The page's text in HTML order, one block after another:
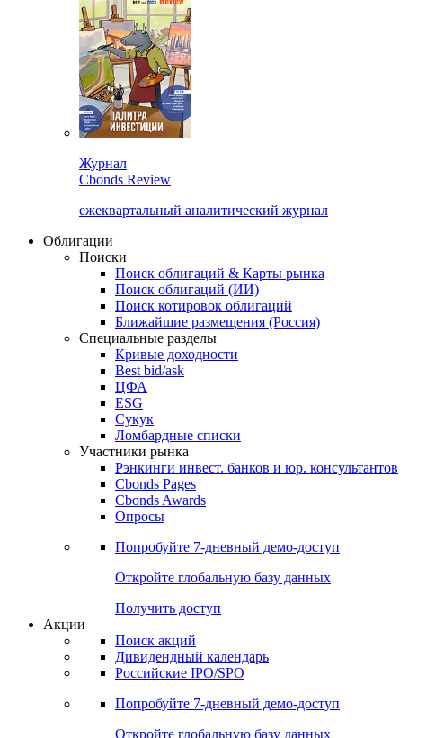
Cbonds для СМИ
Глоссарий
Журнал
Cbonds Review
ежеквартальный аналитический журнал
Облигации
Поиски
Поиск облигаций & Карты рынка
Поиск облигаций (ИИ)
Поиск котировок облигаций
Ближайшие размещения (Россия)
Специальные разделы
Кривые доходности
Best bid/ask
ЦФА
ESG
Сукук
Ломбардные списки
Участники рынка
Рэнкинги инвест. банков и юр. консультантов
Cbonds Pages
Cbonds Awards
Опросы
Попробуйте7-дневный
Откройте глобальную базу данных
Получить доступ
Акции
Поиск акций
Дивидендный календарь
Российские IPO/SPO